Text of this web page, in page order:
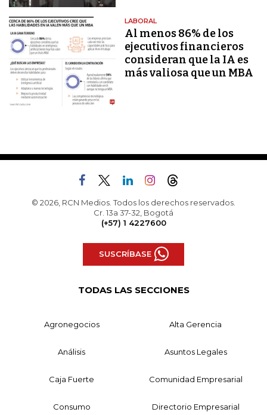
LABORAL
Al menos 86% de los
ejecutivos financieros
consideran que la IA es
más valiosa que un MBA
© 2026, RCN Medios. Todos los derechos reservados.
Cr. 13a 37-32, Bogotá
(+57) 1 4227600
SUSCRÍBASE
TODAS LAS SECCIONES
Agronegocios Alta Gerencia
Análisis Asuntos Legales
Caja Fuerte Comunidad Empresarial
Consumo Directorio Empresarial